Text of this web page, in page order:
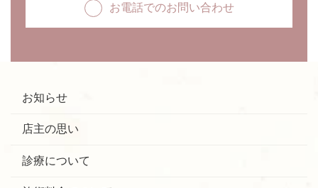
お電話でのお問い合わせ
お知らせ
店主の思い
診療について